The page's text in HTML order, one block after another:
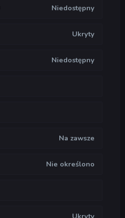
Niedostępny
Ukryty
Niedostępny
Na zawsze
Nie określono
Ukryty